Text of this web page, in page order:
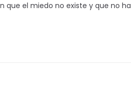
que el miedo no existe y que no